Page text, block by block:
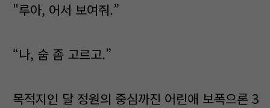
"루아, 어서 보여줘.”
“나, 숨 좀 고르고.”
목적지인 달 정원의 중심까진 어린애 보폭으론 3